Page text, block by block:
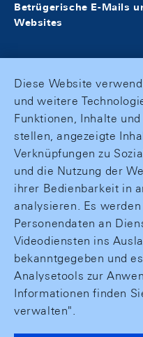
Betrügerische E-Mails
Websites
Diese Website
und weitere
Funktionen, Inhalte
stellen, angezeigte
Verknüpfungen zu
und die Nutzung der
ihrer Bedienbarkeit in
analysieren. Es
Personendaten an
Videodiensten ins
bekanntgegeben und
Analysetools zur
Informationen finden
verwalten".